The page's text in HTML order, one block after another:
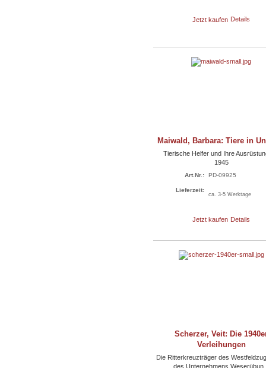
Jetzt kaufen Details
Maiwald, Barbara: Tiere in
Tierische Helfer und Ihre
1945
Art.Nr.: PD-09925
Lieferzeit:
ca. 3-5 Werktage
Jetzt kaufen Details
Scherzer, Veit: Die
Verleihungen
Die Ritterkreuzträger des
des Unternehmens